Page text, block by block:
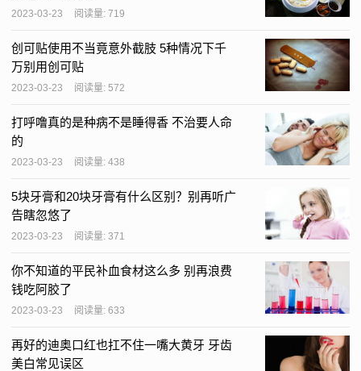
2023-03-23 阅读量: 719
创可贴使用不当竟意外截肢 5种情况下千
万别用创可贴
2023-03-23 阅读量: 572
打呼噜真的是种病不是睡得香 不治要人命
的
2023-03-23 阅读量: 438
5块牙膏和20块牙膏有什么区别？别再听广
告瞎忽悠了
2023-03-23 阅读量: 371
你不知道的平民补血食材这么多 别再浪费
钱吃阿胶了
2023-03-23 阅读量: 633
再好的迪奥口红也扛不住一嘴大黄牙 牙齿
美白常见误区